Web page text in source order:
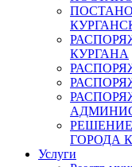
КУРГАНА
ГОРОДА
Услуги